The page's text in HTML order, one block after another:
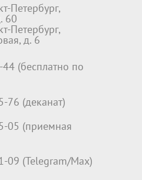
Петербург,
60
Петербург,
д. 6
(бесплатно по
76 (деканат)
05 (приемная
09 (Telegram/Max)